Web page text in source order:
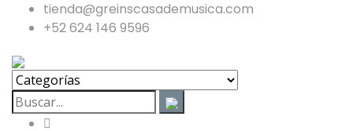
tienda@greinscasademusica.com
+52 624 146 9596